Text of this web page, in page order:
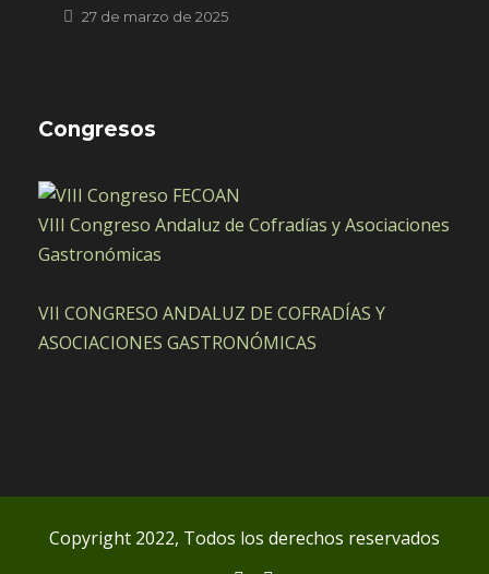
27 de marzo de 2025
Congresos
VIII Congreso Andaluz de Cofradías y Asociaciones
Gastronómicas
VII CONGRESO ANDALUZ DE COFRADÍAS Y
ASOCIACIONES GASTRONÓMICAS
Copyright 2022, Todos los derechos reservados